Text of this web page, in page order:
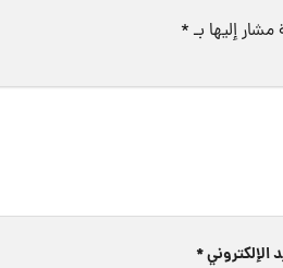
مشار إليها بـ *
الإلكتروني*